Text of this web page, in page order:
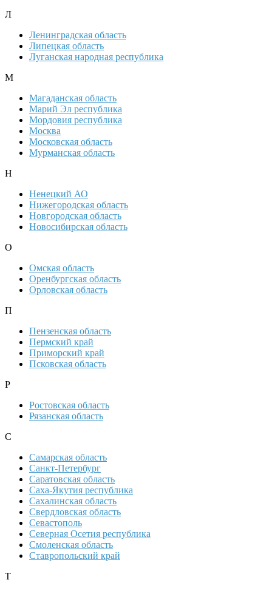
Л
Ленинградская область
Липецкая область
Луганская народная республика
М
Магаданская область
Марий Эл республика
Мордовия республика
Москва
Московская область
Мурманская область
Н
Ненецкий АО
Нижегородская область
Новгородская область
Новосибирская область
О
Омская область
Оренбургская область
Орловская область
П
Пензенская область
Пермский край
Приморский край
Псковская область
Р
Ростовская область
Рязанская область
С
Самарская область
Санкт-Петербург
Саратовская область
Саха-Якутия республика
Сахалинская область
Свердловская область
Севастополь
Северная Осетия республика
Смоленская область
Ставропольский край
Т